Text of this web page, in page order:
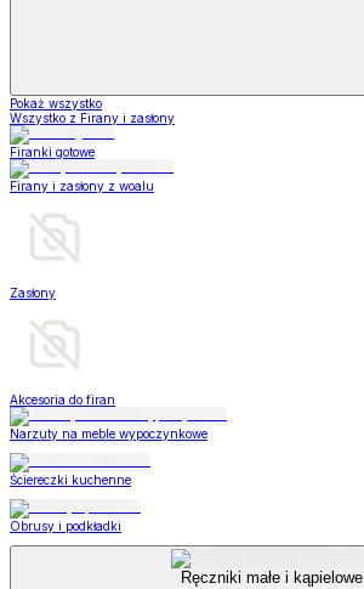
Pokaż wszystko
Wszystko z Firany i zasłony
Firanki gotowe
Firany i zasłony z woalu
Zasłony
Akcesoria do firan
Narzuty na meble wypoczynkowe
Ściereczki kuchenne
Obrusy i podkładki
Ręczniki małe i kąpielowe